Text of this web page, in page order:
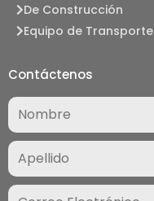
De Construcción
Equipo de Transporte
Contáctenos
Nombre
Correo